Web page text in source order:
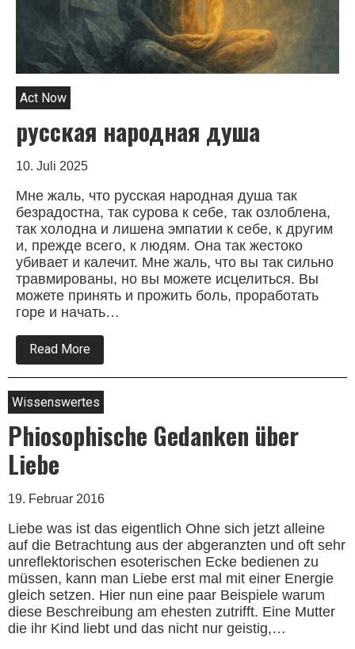
Act Now
русская народная душа
10. Juli 2025
Мне жаль, что русская народная душа так
безрадостна, так сурова к себе, так озлоблена,
так холодна и лишена эмпатии к себе, к другим
и, прежде всего, к людям. Она так жестоко
убивает и калечит. Мне жаль, что вы так сильно
травмированы, но вы можете исцелиться. Вы
можете принять и прожить боль, проработать
горе и начать…
Read More
русская
народная
Wissenswertes
Phiosophische Gedanken über
Liebe
19. Februar 2016
Liebe was ist das eigentlich Ohne sich jetzt alleine
auf die Betrachtung aus der abgeranzten und oft sehr
unreflektorischen esoterischen Ecke bedienen zu
müssen, kann man Liebe erst mal mit einer Energie
gleich setzen. Hier nun eine paar Beispiele warum
diese Beschreibung am ehesten zutrifft. Eine Mutter
die ihr Kind liebt und das nicht nur geistig,…